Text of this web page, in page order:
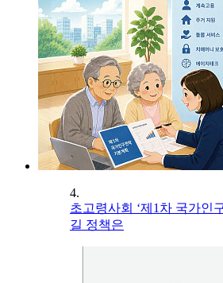
4.
초고령사회 ‘제1차 국가인
길 정책은